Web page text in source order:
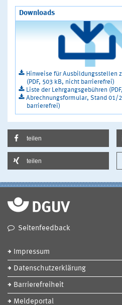
Downloads
Hinweise für Ausbildungsstellen
(PDF, 503 kB, nicht barrierefrei)
Liste der Lehrgangsgebühren
Abrechnungsformular, Stand 01/
barrierefrei)
teilen
teilen
Seitenfeedback
Impressum
Datenschutzerklärung
Barrierefreiheit
Meldeportal